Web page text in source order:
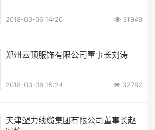
2018-03-06 14:20 31949
郑州云顶服饰有限公司董事长刘涛
2018-03-06 15:24 32782
天津塑力线缆集团有限公司董事长赵